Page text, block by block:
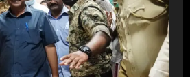
Rahul Gandhi के तीखे वार से बार-बार
झुकी मोदी सरकार?
JULY 26, 2026